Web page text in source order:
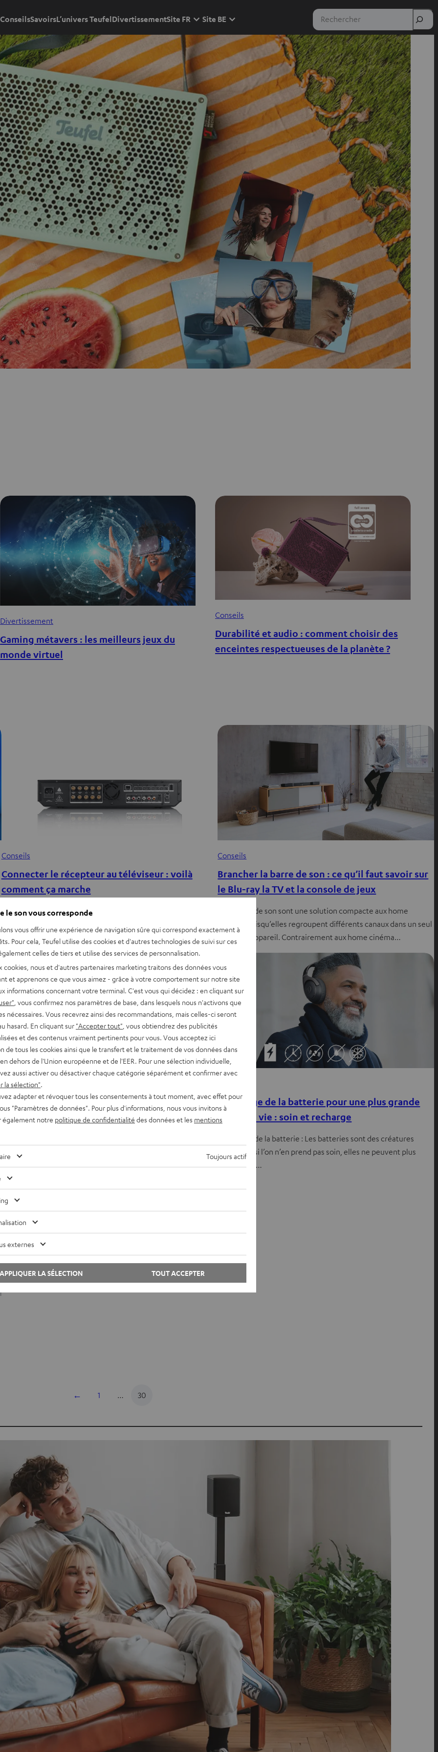
ConseilsSavoirsL’univers TeufelDivertissementSite FR Site BE Rechercher
Divertissement
Gaming métavers : les meilleurs jeux du
monde virtuel
Conseils
Durabilité et audio : comment choisir des
enceintes respectueuses de la planète ?
Conseils
Connecter le récepteur au téléviseur : voilà
comment ça marche
Qui veut brancher un système audio à un récepteur AV peut se
compréhensible, c’est rarement…
Conseils
Brancher la barre de son : ce qu’il faut savoir sur
le Blu-ray la TV et la console de jeux
Les barres de son sont une solution compacte aux home
cinéma, puisqu’elles regroupent différents canaux dans un seul
et même appareil. Contrairement aux home cinéma…
Conseils
Nettoyer les écouteurs intra-auriculaires :
comment le faire correctement
permettre d’écouter notre musique préférée où que nous
soyons. Pour qu’ils offrent un excellent son à long…
Bon usage de la batterie pour une plus grande
durée de vie : soin et recharge
Bon usage de la batterie : Les batteries sont des créatures
sensibles : si l’on n’en prend pas soin, elles ne peuvent plus
fournir leur…
←
1 … 30
le son vous corresponde
vous offrir une expérience de navigation sûre qui correspond exactement à
Pour cela, Teufel utilise des cookies et d'autres technologies de suivi sur ces
celles de tiers et utilise des services de personnalisation.
cookies, nous et d'autres partenaires marketing traitons des données vous
et apprenons ce que vous aimez - grâce à votre comportement sur notre site
informations concernant votre terminal. C'est vous qui décidez : en cliquant sur
, vous confirmez nos paramètres de base, dans lesquels nous n'activons que
nécessaires. Vous recevrez ainsi des recommandations, mais celles-ci seront
hasard. En cliquant sur "Accepter tout" , vous obtiendrez des publicités
et des contenus vraiment pertinents pour vous. Vous acceptez ici
de tous les cookies ainsi que le transfert et le traitement de vos données dans
dehors de l'Union européenne et de l'EER. Pour une sélection individuelle,
aussi activer ou désactiver chaque catégorie séparément et confirmer avec
la sélection".
adapter et révoquer tous les consentements à tout moment, avec effet pour
"Paramètres de données". Pour plus d'informations, nous vous invitons à
également notre politique de confidentialité des données et les mentions
Toujours actif
externes
TOUT ACCEPTER
APPLIQUER LA SÉLECTION